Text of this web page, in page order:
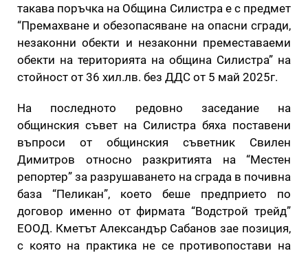
такава поръчка на Община Силистра е с предмет
“Премахване и обезопасяване на опасни сгради,
незаконни обекти и незаконни преместаваеми
обекти на територията на община Силистра” на
стойност от 36 хил.лв. без ДДС от 5 май 2025г.
На последното редовно заседание на
общинския съвет на Силистра бяха поставени
въпроси от общинския съветник Свилен
Димитров относно разкритията на “Местен
репортер” за разрушаването на сграда в почивна
база “Пеликан”, което беше предприето по
договор именно от фирмата “Водстрой трейд”
ЕООД. Кметът Александър Сабанов зае позиция,
с която на практика не се противопостави на